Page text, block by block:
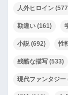
【
で
人外ヒロイン
勘違い (161)
小説(692) 性
残酷な描写 (533)
現代ファンタジー